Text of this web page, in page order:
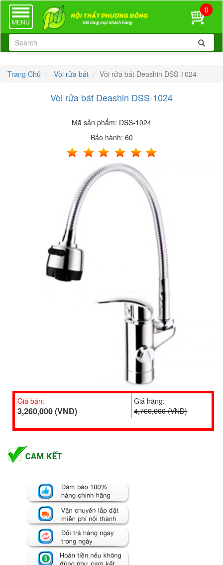
TOGGLE
NAVIGATION
MENU
0
Trang Chủ Vòi rửa bát Vòi rửa bát Deashin DSS-1024
Vòi rửa bát Deashin DSS-1024
Mã sản phẩm: DSS-1024
Bảo hành: 60
Giá bán:
3,260,000 (VNĐ)
Giá hãng:
4,760,000 (VNĐ)